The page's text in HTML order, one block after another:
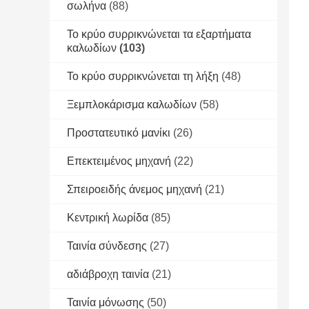
σωλήνα (88)
Το κρύο συρρικνώνεται τα εξαρτήματα
καλωδίων (103)
Το κρύο συρρικνώνεται τη λήξη (48)
Ξεμπλοκάρισμα καλωδίων (58)
Προστατευτικό μανίκι (26)
Επεκτειμένος μηχανή (22)
Σπειροειδής άνεμος μηχανή (21)
Κεντρική λωρίδα (85)
Ταινία σύνδεσης (27)
αδιάβροχη ταινία (21)
Ταινία μόνωσης (50)